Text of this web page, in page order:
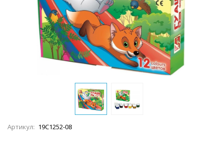
Артикул: 19С1252-08